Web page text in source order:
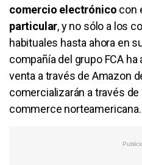
comercio electrónico con
particular, y no sólo a los
habituales hasta ahora en
compañía del grupo FCA
venta a través de Amazon
comercializarán a través
commerce norteamericana.